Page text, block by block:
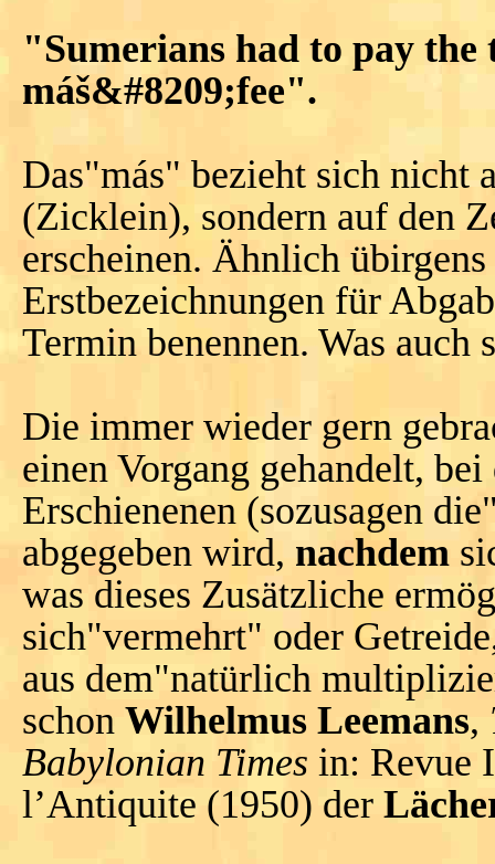
"Sumerians had to pay the
máš&#8209;fee".
Das"más" bezieht sich nicht
(Zicklein), sondern auf den
erscheinen. Ähnlich
Erstbezeichnungen für
Termin benennen. Was auch
Die immer wieder gern
einen Vorgang gehandelt,
Erschienenen (sozusagen
abgegeben wird, nachdem
was dieses Zusätzliche
sich"vermehrt" oder
aus dem"natürlich
schon Wilhelmus Leemans,
Babylonian Times in: Revue
l’Antiquite (1950) der